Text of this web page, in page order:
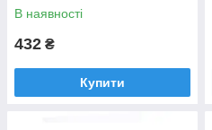
В наявності
432 ₴
Купити